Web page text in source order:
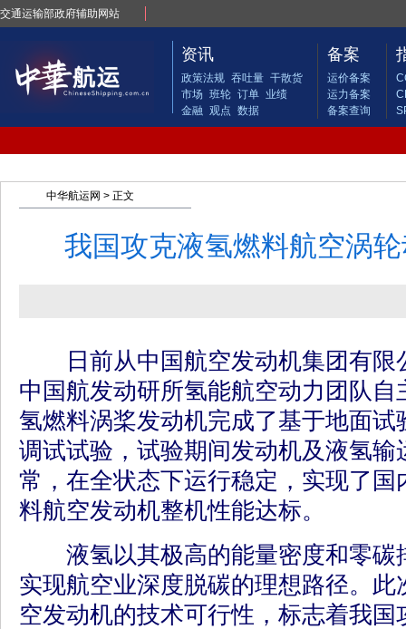
交通运输部政府辅助网站
资讯
政策法规 吞吐量 干散货
市场 班轮 订单 业绩
金融 观点 数据
备案
运价备案
运力备案
备案查询
中华航运网 > 正文
我国攻克液氢燃料航空涡
日前从中国航空发动机集团有限
中国航发动研所氢能航空动力团队自
氢燃料涡桨发动机完成了基于地面试
调试试验，试验期间发动机及液氢输
常，在全状态下运行稳定，实现了国
料航空发动机整机性能达标。
液氢以其极高的能量密度和零碳
实现航空业深度脱碳的理想路径。
空发动机的技术可行性，标志着我